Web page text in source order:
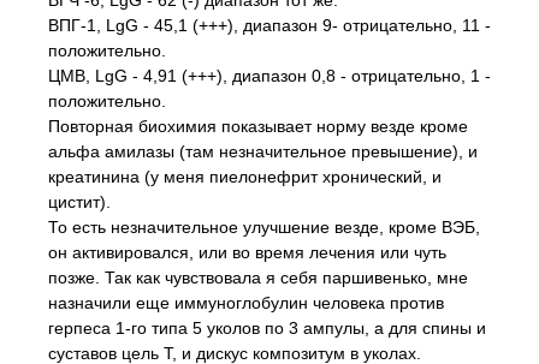
ВПГ-1, LgG - 45,1 (+++), диапазон 9- отрицательно, 11 -
положительно.
ЦМВ, LgG - 4,91 (+++), диапазон 0,8 - отрицательно, 1 -
положительно.
Повторная биохимия показывает норму везде кроме
альфа амилазы (там незначительное превышение), и
креатинина (у меня пиелонефрит хронический, и
цистит).
То есть незначительное улучшение везде, кроме ВЭБ,
он активировался, или во время лечения или чуть
позже. Так как чувствовала я себя паршивенько, мне
назначили еще иммуноглобулин человека против
герпеса 1-го типа 5 уколов по 3 ампулы, а для спины и
суставов цель Т, и дискус композитум в уколах.